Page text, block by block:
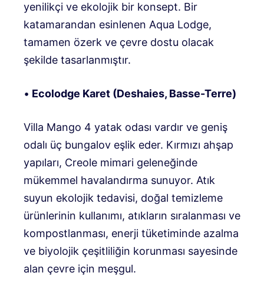
yenilikçi ve ekolojik bir konsept. Bir
katamarandan esinlenen Aqua Lodge,
tamamen özerk ve çevre dostu olacak
şekilde tasarlanmıştır.
• Ecolodge Karet (Deshaies, Basse-Terre)
Villa Mango 4 yatak odası vardır ve geniş
odalı üç bungalov eşlik eder. Kırmızı ahşap
yapıları, Creole mimari geleneğinde
mükemmel havalandırma sunuyor. Atık
suyun ekolojik tedavisi, doğal temizleme
ürünlerinin kullanımı, atıkların sıralanması ve
kompostlanması, enerji tüketiminde azalma
ve biyolojik çeşitliliğin korunması sayesinde
alan çevre için meşgul.